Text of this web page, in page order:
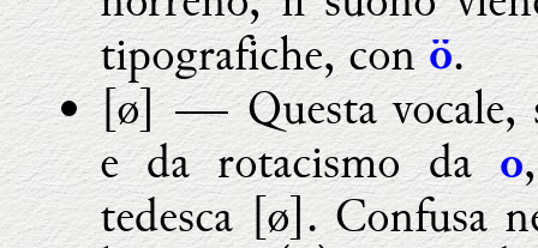
tipografiche, con ö.
[ø] ―Questa
e da rotacismo dao
tedesca [ø]. Confusa